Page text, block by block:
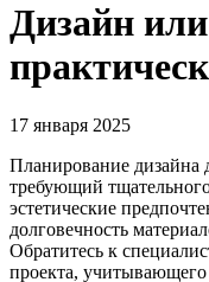
Дизайн
17 января 2025
Планирование дизайна
требующий
эстетические
долговечность
Обратитесь к
проекта,